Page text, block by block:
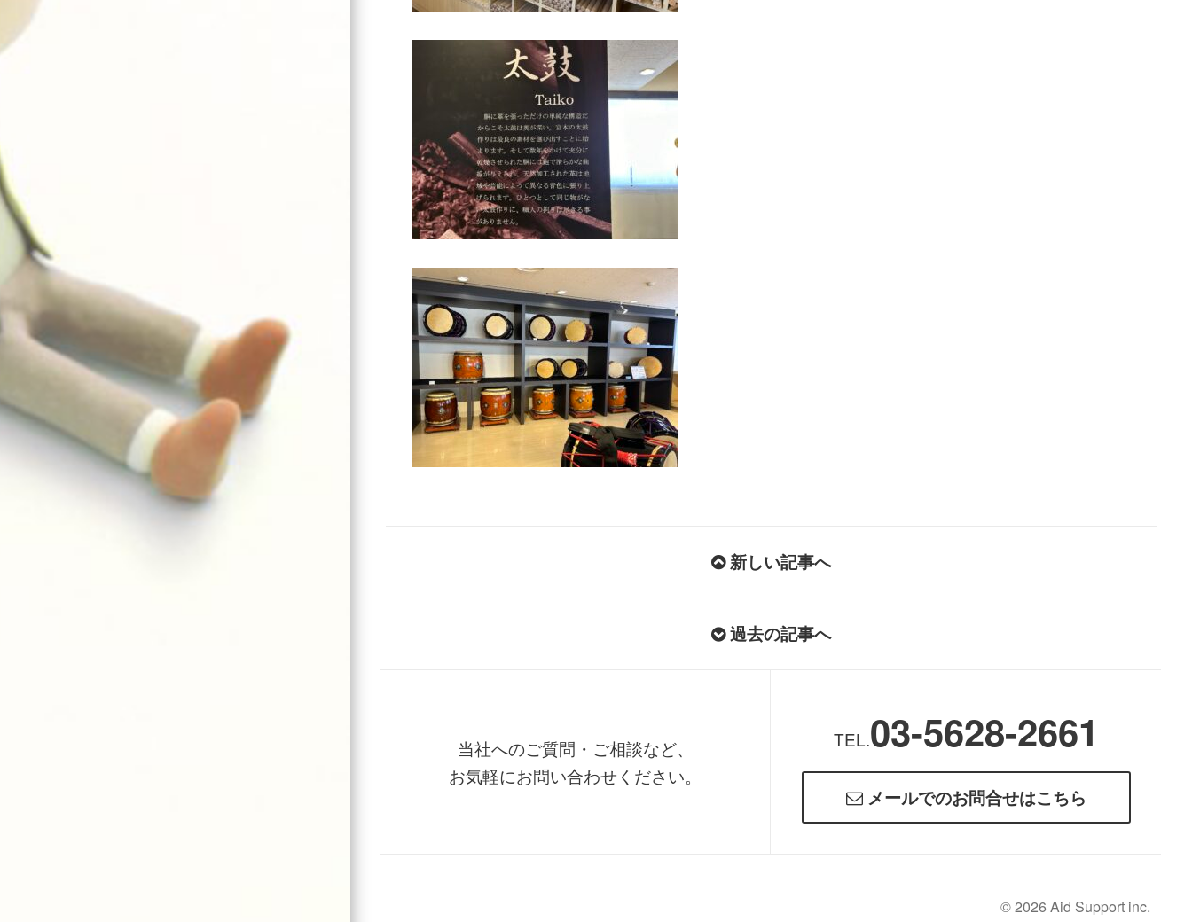
新しい記事へ
過去の記事へ
当社へのご質問・ご相談など、
お気軽にお問い合わせください。
TEL.03-5628-2661
メールでのお問合せはこちら
© 2026 Aid Support inc.